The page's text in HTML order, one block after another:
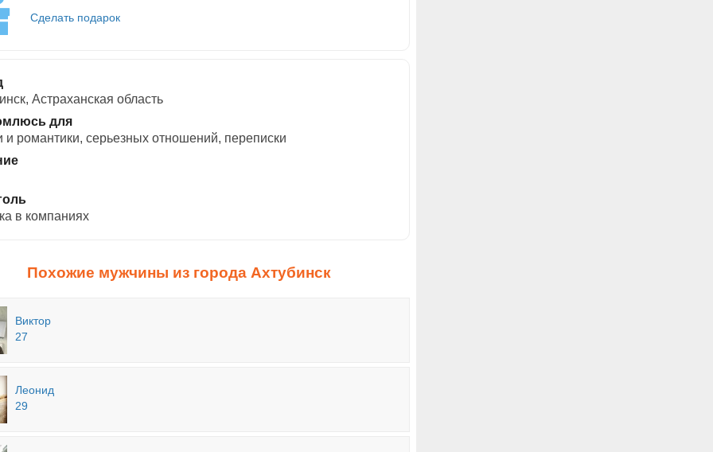
Сделать подарок
Астраханская область
для
и романтики, cерьезных отношений, переписки
в компаниях
Похожие мужчины из города Ахтубинск
Виктор
27
Леонид
29